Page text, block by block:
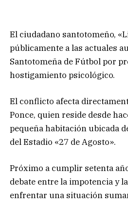
El ciudadano santotomeño,
públicamente a las actuales
Santotomeña de Fútbol por
hostigamiento psicológico.
El conflicto afecta
Ponce, quien reside desde
pequeña habitación ubicada
del Estadio «27 de Agosto».
Próximo a cumplir setenta
debate entre la impotencia y
enfrentar una situación